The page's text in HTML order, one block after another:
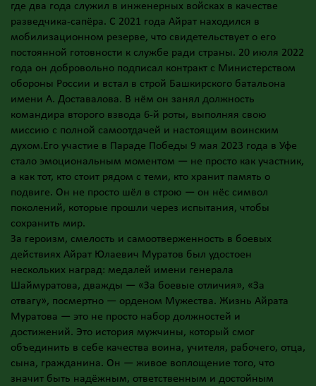
где два года служил в инженерных войсках в качестве
разведчика-сапёра. С 2021 года Айрат находился в
мобилизационном резерве, что свидетельствует о его
постоянной готовности к службе ради страны. 20 июля 2022
года он добровольно подписал контракт с Министерством
обороны России и встал в строй Башкирского батальона
имени А. Доставалова. В нём он занял должность
командира второго взвода 6-й роты, выполняя свою
миссию с полной самоотдачей и настоящим воинским
духом.Его участие в Параде Победы 9 мая 2023 года в Уфе
стало эмоциональным моментом — не просто как участник,
а как тот, кто стоит рядом с теми, кто хранит память о
подвиге. Он не просто шёл в строю — он нёс символ
поколений, которые прошли через испытания, чтобы
сохранить мир.
За героизм, смелость и самоотверженность в боевых
действиях Айрат Юлаевич Муратов был удостоен
нескольких наград: медалей имени генерала
Шаймуратова, дважды — «За боевые отличия», «За
отвагу», посмертно — орденом Мужества. Жизнь Айрата
Муратова — это не просто набор должностей и
достижений. Это история мужчины, который смог
объединить в себе качества воина, учителя, рабочего, отца,
сына, гражданина. Он — живое воплощение того, что
значит быть надёжным, ответственным и достойным